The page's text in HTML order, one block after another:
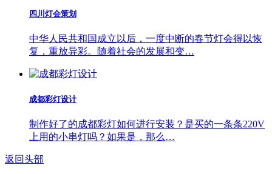
四川灯会策划
中华人民共和国成立以后，一度中断的春节灯会得以恢
复，重放异彩。随着社会的发展和变…
成都彩灯设计
制作好了的成都彩灯如何进行安装？是买的一条条220V
上用的小串灯吗？如果是，那么…
返回头部